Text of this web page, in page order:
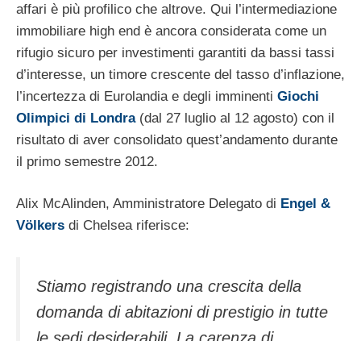
affari è più profilico che altrove. Qui l’intermediazione
immobiliare high end è ancora considerata come un
rifugio sicuro per investimenti garantiti da bassi tassi
d’interesse, un timore crescente del tasso d’inflazione,
l’incertezza di Eurolandia e degli imminenti Giochi
Olimpici di Londra(dal 27 luglio al 12 agosto) con il
risultato di aver consolidato quest’andamento durante
il primo semestre 2012.
Alix McAlinden, Amministratore Delegato di Engel &
Völkers di Chelsea riferisce:
Stiamo registrando una crescita della
domanda di abitazioni di prestigio in tutte
le sedi desiderabili. La carenza di